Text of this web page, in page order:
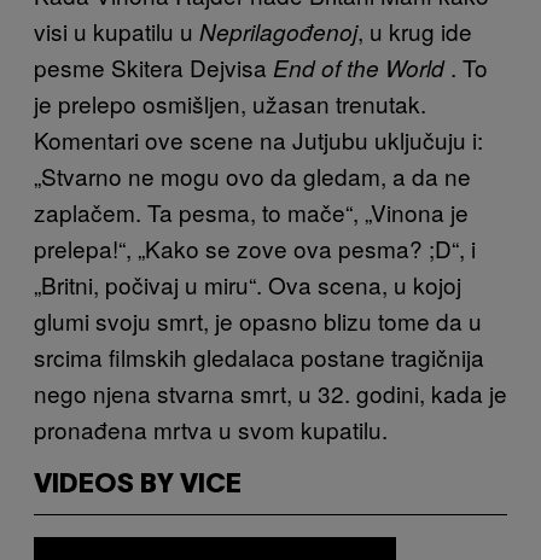
visi u kupatilu u Neprilagođenoj, u krug ide
pesme Skitera Dejvisa End of the World. To
je prelepo osmišljen, užasan trenutak.
Komentari ove scene na Jutjubu uključuju i:
„Stvarno ne mogu ovo da gledam, a da ne
zaplačem. Ta pesma, to mače“, „Vinona je
prelepa!“, „Kako se zove ova pesma? ;D“, i
„Britni, počivaj u miru“. Ova scena, u kojoj
glumi svoju smrt, je opasno blizu tome da u
srcima filmskih gledalaca postane tragičnija
nego njena stvarna smrt, u 32. godini, kada je
pronađena mrtva u svom kupatilu.
VIDEOS BY VICE